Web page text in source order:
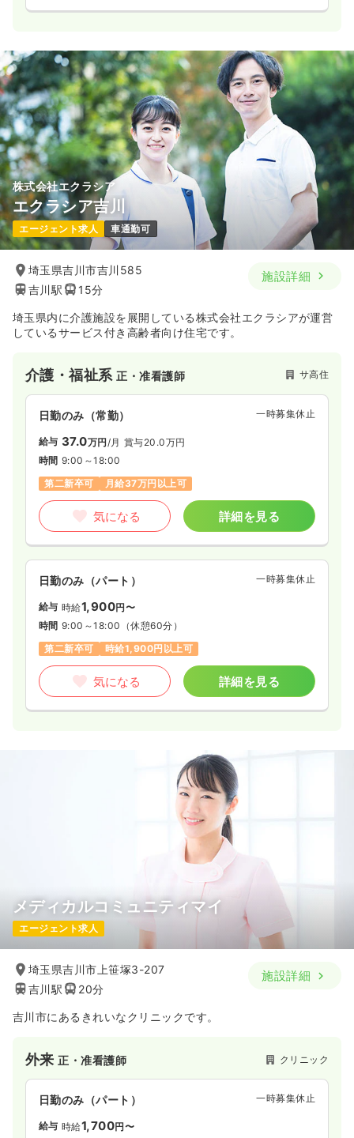
株式会社エクラシア
エクラシア吉川
エージェント求人 車通勤可
埼玉県吉川市吉川585
吉川駅
15分
施設詳細
埼玉県内に介護施設を展開している株式会社エクラシアが運営
しているサービス付き高齢者向け住宅です。
介護・福祉系正・准看護師 サ高住
日勤のみ（常勤） 一時募集休止
給与 37.0万円 /月 賞与20.0万円
時間 9:00～18:00
第二新卒可
月給37万円以上可
気になる 詳細を見る
日勤のみ（パート） 一時募集休止
給与 時給1,900円〜
時間 9:00～18:00 （休憩60分）
第二新卒可
時給1,900円以上可
気になる 詳細を見る
メディカルコミュニティマイ
エージェント求人
埼玉県吉川市上笹塚3-207
吉川駅
20分
施設詳細
吉川市にあるきれいなクリニックです。
外来正・准看護師 クリニック
日勤のみ（パート） 一時募集休止
給与 時給1,700円〜